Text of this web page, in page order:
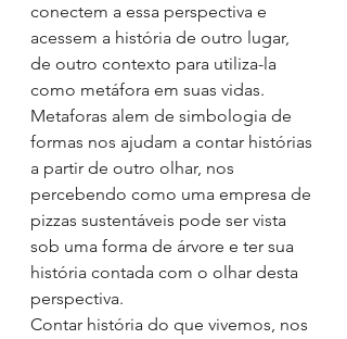
conectem a essa perspectiva e
acessem a história de outro lugar,
de outro contexto para utiliza-la
como metáfora em suas vidas.
Metaforas alem de simbologia de
formas nos ajudam a contar histórias
a partir de outro olhar, nos
percebendo como uma empresa de
pizzas sustentáveis pode ser vista
sob uma forma de árvore e ter sua
história contada com o olhar desta
perspectiva.
Contar história do que vivemos, nos